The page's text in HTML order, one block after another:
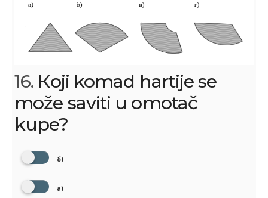
16. Кoji komad hartije se
može saviti u omotač
kupe?
б)
a)